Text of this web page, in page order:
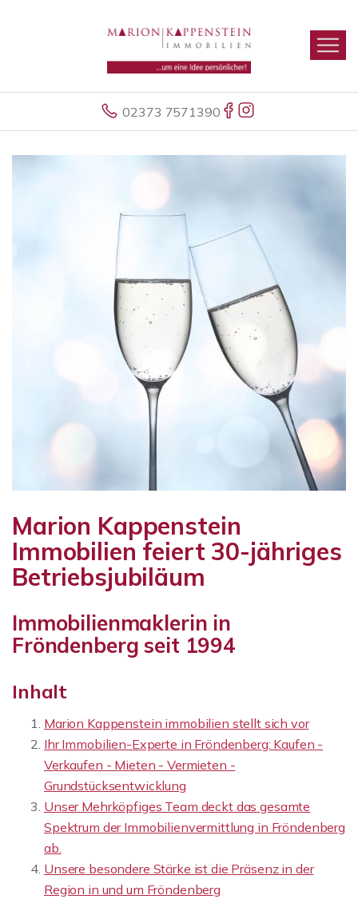
02373 7571390
Marion Kappenstein
Immobilien feiert 30-jähriges
Betriebsjubiläum
Immobilienmaklerin in
Fröndenberg seit 1994
Inhalt
Marion Kappenstein immobilien stellt sich vor
Ihr Immobilien-Experte in Fröndenberg: Kaufen -
Verkaufen - Mieten - Vermieten -
Grundstücksentwicklung
Unser Mehrköpfiges Team deckt das gesamte
Spektrum der Immobilienvermittlung in Fröndenberg
ab.
Unsere besondere Stärke ist die Präsenz in der
Region in und um Fröndenberg